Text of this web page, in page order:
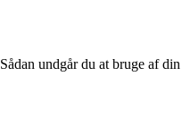
Sådan undgår du at bruge af